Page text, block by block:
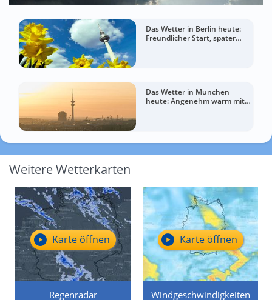
Das Wetter in Berlin heute:
Freundlicher Start, später
Das Wetter in München
heute: Angenehm warm mit
Weitere Wetterkarten
Regenradar
Karte öffnen
Windgeschwindigkeiten
Karte öffnen